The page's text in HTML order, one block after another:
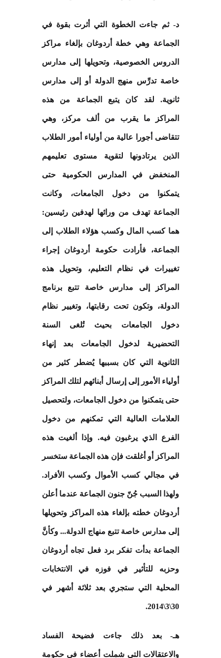
د- ثم جاءت الخطوة التي أثرت بقوة في
الجماعة وهي خطة أردوغان بإلغاء مراكز
الدروس الخصوصية، وتحويلها إلى مدارس
خاصة تدرِّس منهج الدولة أو إلى مدارس
ثانوية. لقد كان يتبع الجماعة من هذه
المراكز ما يقرب من ألف مركز، وهي
تتقاضى أجورا عالية من أولياء أمور الطلاب
الذين يرتادونها لتقوية مستوى تعليمهم
المنخفض في المدارس الحكومية حتى
يتمكنوا من دخول الجامعات، وكانت
الجماعة تهدف من ورائها لهدفين رئيسين:
هما كسب المال وكسب هؤلاء الطلاب إلى
الجماعة، فأرادت حكومة أردوغان إجراء
تغييرات في نظام التعليم، وتحويل هذه
المراكز إلى مدارس خاصة تتبع برنامج
الدولة، وتكون تحت رقابتها، وتغيير نظام
دخول الجامعات بحيث تُلغى السنة
التحضيرية لدخول الجامعات بعد إنهاء
الثانوية التي كان بسببها يُضطر كثير من
أولياء الأمور إلى إرسال أبنائهم لتلك المراكز
حتى يتمكنوا من دخول الجامعات، ولتحصيل
العلامات العالية التي تمكنهم من دخول
الفرع الذي يرغبون فيه. وإذا ألغيت هذه
المراكز أو أغلقت فإن هذه الجماعة ستخسر
في مجالي كسب الأموال وكسب الأفراد.
ولهذا السبب جُنّ جنون الجماعة عندما أعلن
أردوغان خطته بإلغاء هذه المراكز وتحويلها
إلى مدارس خاصة تتبع منهاج الدولة... وكأنَّ
الجماعة بدأت تفكر برد فعل تجاه أردوغان
وحزبه للتأثير في فوزه في الانتخابات
المحلية التي ستجري بعد ثلاثة أشهر في
30\3\2014
.
هـ- بعد ذلك جاءت فضيحة الفساد
والاعتقالات التي شملت أعضاء في حكومة